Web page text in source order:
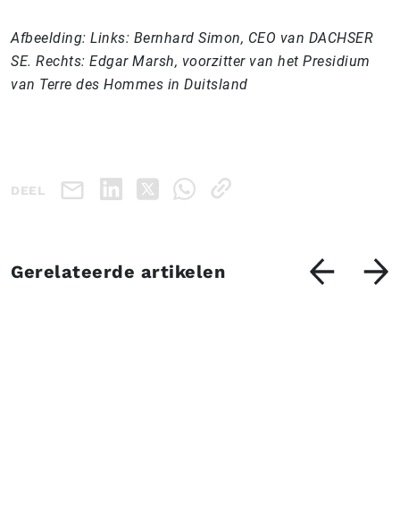
Afbeelding: Links: Bernhard Simon, CEO van DACHSER
SE. Rechts: Edgar Marsh, voorzitter van het Presidium
van Terre des Hommes in Duitsland
DEEL
Gerelateerde artikelen